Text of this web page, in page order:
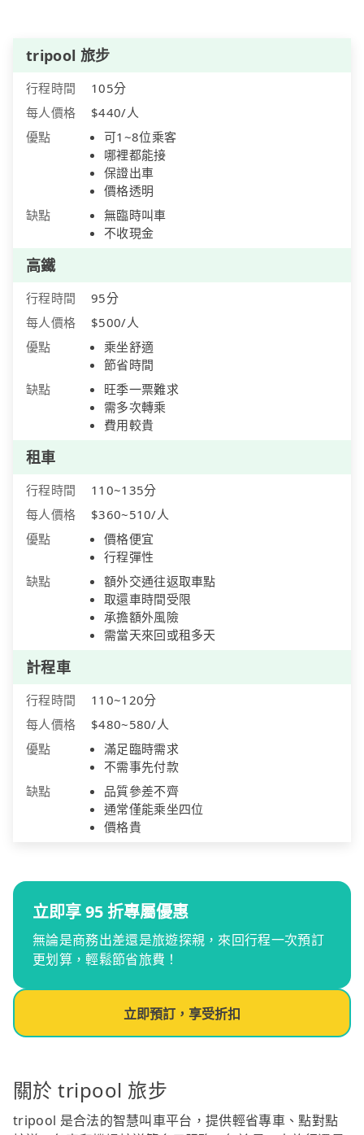
tripool 旅步
行程時間
105分
每人價格
$440/人
優點
可1~8位乘客
哪裡都能接
保證出車
價格透明
缺點
無臨時叫車
不收現金
高鐵
行程時間
95分
每人價格
$500/人
優點
乘坐舒適
節省時間
缺點
旺季一票難求
需多次轉乘
費用較貴
租車
行程時間
110~135分
每人價格
$360~510/人
優點
價格便宜
行程彈性
缺點
額外交通往返取車點
取還車時間受限
承擔額外風險
需當天來回或租多天
計程車
行程時間
110~120分
每人價格
$480~580/人
優點
滿足臨時需求
不需事先付款
缺點
品質參差不齊
通常僅能乘坐四位
價格貴
立即享 95 折專屬優惠
無論是商務出差還是旅遊探親，來回行程一次預訂
更划算，輕鬆節省旅費！
立即預訂，享受折扣
關於 tripool 旅步
tripool 是合法的智慧叫車平台，提供輕省專車、點對點